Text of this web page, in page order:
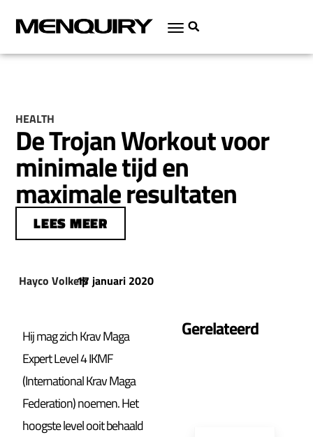
HEALTH
De Trojan Workout voor
minimale tijd en
maximale resultaten
LEES MEER
Hayco Volkers
|
17 januari 2020
Hij mag zich Krav Maga
Expert Level 4 IKMF
(International Krav Maga
Federation) noemen. Het
hoogste level ooit behaald
Gerelateerd